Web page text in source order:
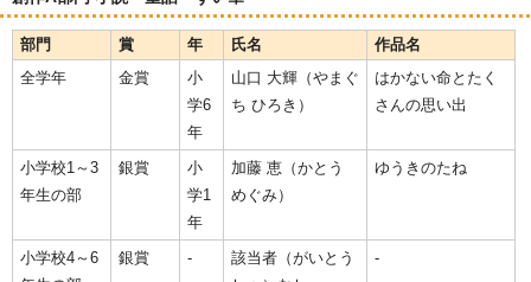
部門 賞 年 氏名
作品名
全学年
金賞
小
学6
年
山口 大輝（やまぐ
ち ひろき）
はかない命とたく
さんの思い出
小学校1～3
年生の部
銀賞
小
学1
年
加藤 恵（かとう
めぐみ）
ゆうきのたね
小学校4～6
銀賞 -
該当者（がいとう
-